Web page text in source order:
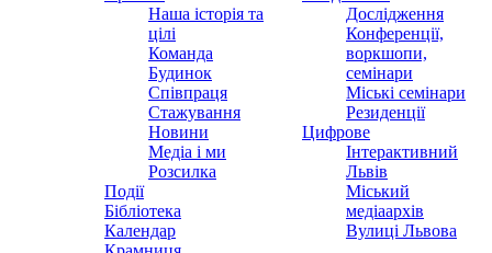
Наша історія та
цілі
Команда
Будинок
Співпраця
Стажування
Новини
Медіа і ми
Розсилка
Події
Бібліотека
Календар
Дослідження
Конференції,
воркшопи,
семінари
Міські семінари
Резиденції
Цифрове
Інтерактивний
Львів
Міський
медіаархів
Вулиці Львова